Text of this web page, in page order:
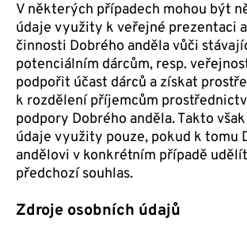
V některých případech mohou být
údaje využity k veřejné prezentaci
činnosti Dobrého anděla vůči
potenciálním dárcům, resp.
podpořit účast dárců a získat
k rozdělení příjemcům
podpory Dobrého anděla. Takto
údaje využity pouze, pokud k tomu
andělovi v konkrétním případě
předchozí souhlas.
Zdroje osobních údajů